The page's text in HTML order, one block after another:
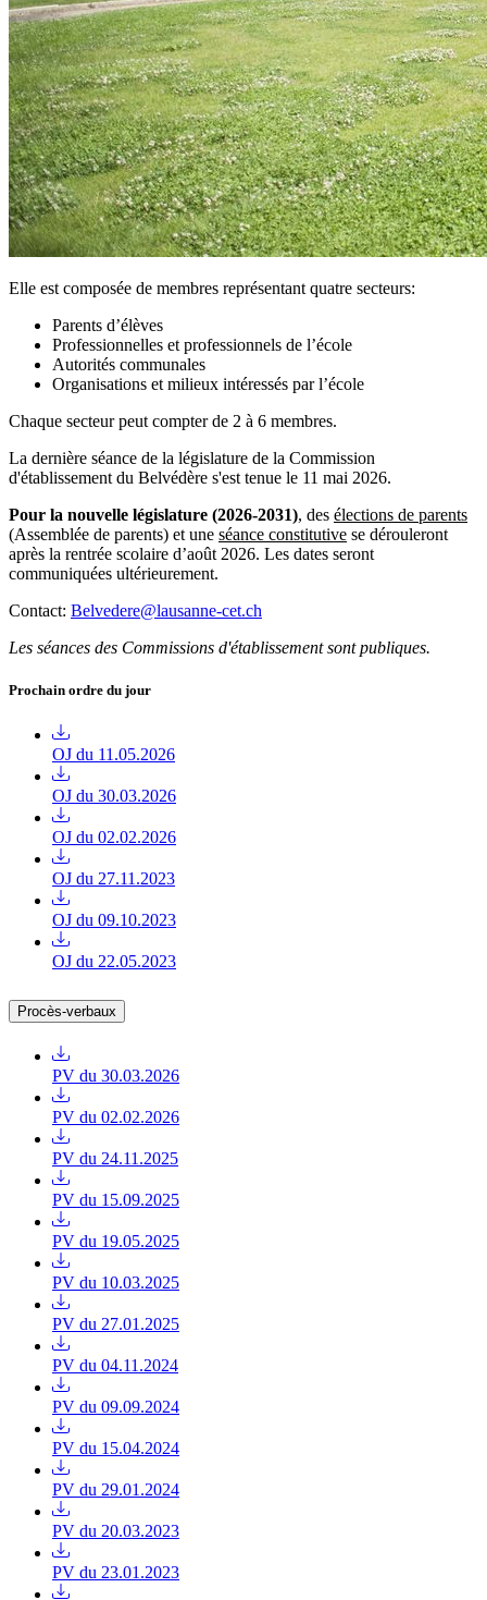
Elle est composée de membres représentant quatre secteurs:
Parents d’élèves
Professionnelles et professionnels de l’école
Autorités communales
Organisations et milieux intéressés par l’école
Chaque secteur peut compter de 2 à 6 membres.
La dernière séance de la législature de la Commission
d'établissement du Belvédère s'est tenue le 11 mai 2026.
Pour la nouvelle législature (2026-2031), des élections de parents
(Assemblée de parents) et une séance constitutive se dérouleront
après la rentrée scolaire d’août 2026. Les dates seront
communiquées ultérieurement.
Contact: Belvedere@lausanne-cet.ch
Les séances des Commissions d'établissement sont publiques.
Prochain ordre du jour
OJ du 11.05.2026
OJ du 30.03.2026
OJ du 02.02.2026
OJ du 27.11.2023
OJ du 09.10.2023
OJ du 22.05.2023
Procès-verbaux
PV du 30.03.2026
PV du 02.02.2026
PV du 24.11.2025
PV du 15.09.2025
PV du 19.05.2025
PV du 10.03.2025
PV du 27.01.2025
PV du 04.11.2024
PV du 09.09.2024
PV du 15.04.2024
PV du 29.01.2024
PV du 20.03.2023
PV du 23.01.2023